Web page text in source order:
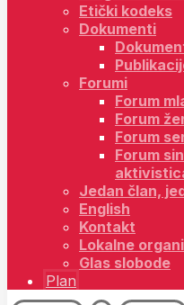
Etički kodeks
Dokumenti
Forumi
Forum
Forum
Forum
Forum
Jedan član,
English
Kontakt
Lokalne
Glas slobode
Plan